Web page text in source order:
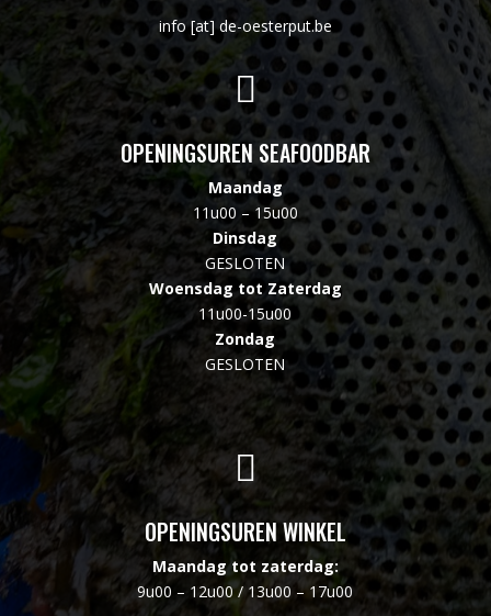
info [at] de-oesterput.be

OPENINGSUREN SEAFOODBAR
Maandag
11u00 – 15u00
Dinsdag
GESLOTEN
Woensdag tot Zaterdag
11u00-15u00
Zondag
GESLOTEN

OPENINGSUREN WINKEL
Maandag tot zaterdag:
9u00 – 12u00 / 13u00 – 17u00